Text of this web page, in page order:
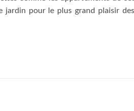
jardin pour le plus grand plaisir des